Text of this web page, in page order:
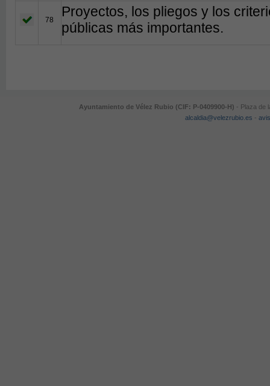
78
Proyectos, los pliegos y los
públicas más importantes.
Ayuntamiento de Vélez Rubio (CIF: P-0409900-H) - Plaza de
alcaldia@velezrubio.es -